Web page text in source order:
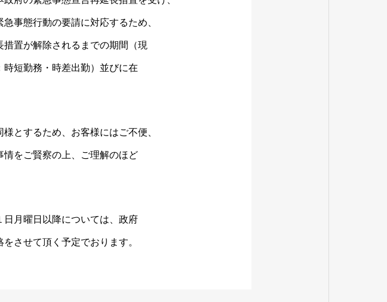
事態行動の要請に対応するため、
置が解除されるまでの期間（現
短勤務・時差出勤）並びに在
とするため、お客様にはご不便、
をご賢察の上、ご理解のほど
月曜日以降については、政府
させて頂く予定でおります。